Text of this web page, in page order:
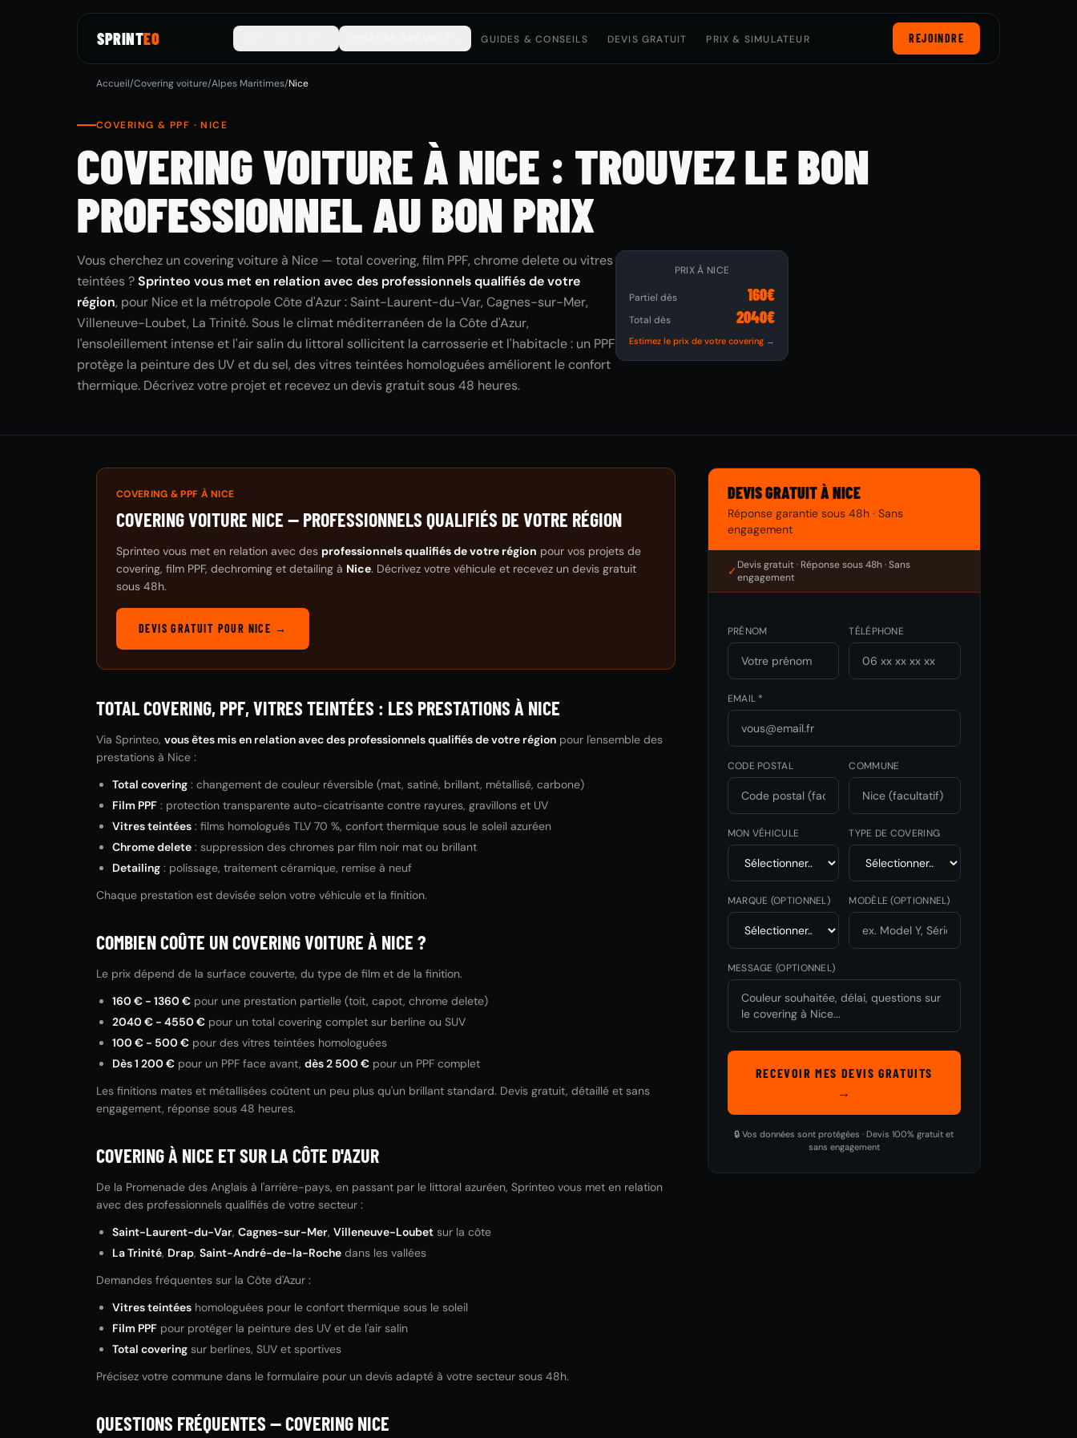
SPRINTEO GUIDES & CONSEILS DEVIS GRATUIT PRIX & SIMULATEUR REJOINDRE
Accueil/Covering voiture/Alpes Maritimes/Nice
COVERING & PPF · NICE
COVERING VOITURE À NICE : TROUVEZ LE BON
PROFESSIONNEL AU BON PRIX
Vous cherchez un covering voiture à Nice — total covering, film PPF, chrome delete ou vitres
teintées ?Sprinteo vous met en relation avec des professionnels qualifiés de votre
région, pour Nice et la métropole Côte d'Azur : Saint-Laurent-du-Var, Cagnes-sur-Mer,
Villeneuve-Loubet, La Trinité. Sous le climat méditerranéen de la Côte d'Azur,
l'ensoleillement intense et l'air salin du littoral sollicitent la carrosserie et l'habitacle : un PPF
protège la peinture des UV et du sel, des vitres teintées homologuées améliorent le confort
thermique. Décrivez votre projet et recevez un devis gratuit sous 48 heures.
PRIX À NICE
Partiel dès 160€
Total dès 2040€
Estimez le prix de votre covering →
COVERING & PPF À NICE
COVERING VOITURE NICE — PROFESSIONNELS QUALIFIÉS DE VOTRE RÉGION
Sprinteo vous met en relation avec des professionnels qualifiés de votre région pour vos projets de
covering, film PPF, dechroming et detailing à Nice. Décrivez votre véhicule et recevez un devis gratuit
sous 48h.
DEVIS GRATUIT POUR NICE →
TOTAL COVERING, PPF, VITRES TEINTÉES : LES PRESTATIONS À NICE
Via Sprinteo, vous êtes mis en relation avec des professionnels qualifiés de votre région pour l'ensemble des
prestations à Nice :
Total covering : changement de couleur réversible (mat, satiné, brillant, métallisé, carbone)
Film PPF : protection transparente auto-cicatrisante contre rayures, gravillons et UV
Vitres teintées : films homologués TLV 70 %, confort thermique sous le soleil azuréen
Chrome delete : suppression des chromes par film noir mat ou brillant
Detailing : polissage, traitement céramique, remise à neuf
Chaque prestation est devisée selon votre véhicule et la finition.
COMBIEN COÛTE UN COVERING VOITURE À NICE ?
Le prix dépend de la surface couverte, du type de film et de la finition.
160 € - 1360 € pour une prestation partielle (toit, capot, chrome delete)
2040 € - 4550 € pour un total covering complet sur berline ou SUV
100 € - 500 € pour des vitres teintées homologuées
Dès 1 200 € pour un PPF face avant, dès 2 500 € pour un PPF complet
Les finitions mates et métallisées coûtent un peu plus qu'un brillant standard. Devis gratuit, détaillé et sans
engagement, réponse sous 48 heures.
COVERING À NICE ET SUR LA CÔTE D'AZUR
De la Promenade des Anglais à l'arrière-pays, en passant par le littoral azuréen, Sprinteo vous met en relation
avec des professionnels qualifiés de votre secteur :
Saint-Laurent-du-Var, Cagnes-sur-Mer, Villeneuve-Loubet sur la côte
La Trinité, Drap, Saint-André-de-la-Roche dans les vallées
Demandes fréquentes sur la Côte d'Azur :
Vitres teintées homologuées pour le confort thermique sous le soleil
Film PPF pour protéger la peinture des UV et de l'air salin
Total covering sur berlines, SUV et sportives
Précisez votre commune dans le formulaire pour un devis adapté à votre secteur sous 48h.
QUESTIONS FRÉQUENTES — COVERING NICE
DEVIS GRATUIT À NICE
Réponse garantie sous 48h · Sans
engagement
✓Devis gratuit · Réponse sous 48h · Sans
engagement
PRÉNOM TÉLÉPHONE
EMAIL *
CODE POSTAL COMMUNE
MON VÉHICULE TYPE DE COVERING
MARQUE (OPTIONNEL) MODÈLE(OPTIONNEL)
MESSAGE (OPTIONNEL)
RECEVOIR MES DEVIS GRATUITS
→
🔒 Vos données sont protégées · Devis 100% gratuit et
sans engagement